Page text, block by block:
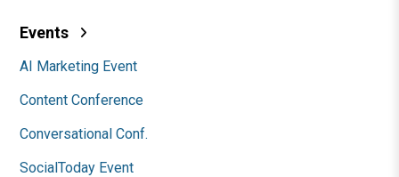
Events
AI Marketing Event
Content Conference
Conversational Conf.
SocialToday Event